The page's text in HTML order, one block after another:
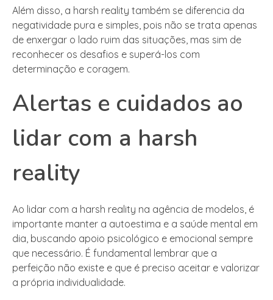
Além disso, a harsh reality também se diferencia da
negatividade pura e simples, pois não se trata apenas
de enxergar o lado ruim das situações, mas sim de
reconhecer os desafios e superá-los com
determinação e coragem.
Alertas e cuidados ao
lidar com a harsh
reality
Ao lidar com a harsh reality na agência de modelos, é
importante manter a autoestima e a saúde mental em
dia, buscando apoio psicológico e emocional sempre
que necessário. É fundamental lembrar que a
perfeição não existe e que é preciso aceitar e valorizar
a própria individualidade.